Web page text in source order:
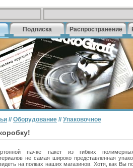
Подписка Распространение
// Оборудование // Упаковочное
пачке пакет из гибких
не самая широко представленная
на полках наших магазинов. Хотя, как Вы